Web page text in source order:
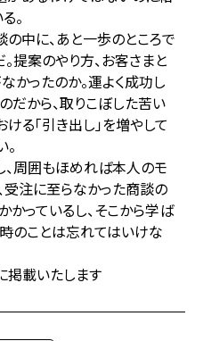
。
中に、あと一歩のところで
提案のやり方、お客さまと
かったのか。運よく成功し
から、取りこぼした苦い
る「引き出し」を増やして
周囲もほめれば本人のモ
受注に至らなかった商談の
っているし、そこから学ば
のことは忘れてはいけな
載いたします